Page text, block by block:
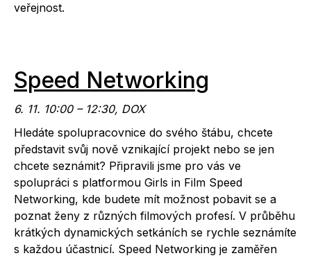
veřejnost.
Speed Networking
6. 11. 10:00 – 12:30, DOX
Hledáte spolupracovnice do svého štábu, chcete
představit svůj nově vznikající projekt nebo se jen
chcete seznámit? Připravili jsme pro vás ve
spolupráci s platformou Girls in Film Speed
Networking, kde budete mít možnost pobavit se a
poznat ženy z různých filmových profesí. V průběhu
krátkých dynamických setkáních se rychle seznámíte
s každou účastnicí. Speed Networking je zaměřen